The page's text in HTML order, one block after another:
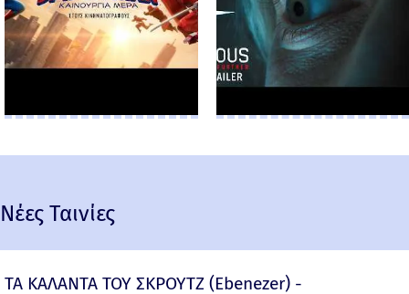
Νέες Ταινίες
ΤΑ ΚΑΛΑΝΤΑ ΤΟΥ ΣΚΡΟΥΤΖ (Ebenezer) -